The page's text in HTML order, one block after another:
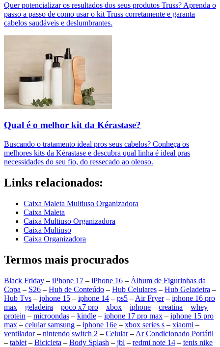
Quer potencializar os resultados dos seus produtos Truss? Aprenda o
passo a passo de como usar o kit Truss corretamente e garanta
cabelos saudáveis e deslumbrantes.
Qual é o melhor kit da Kérastase?
Buscando o tratamento ideal pros seus cabelos? Conheça os
melhores kits da Kérastase e descubra qual linha é ideal pras
necessidades do seu fio, do ressecado ao oleoso.
Links relacionados:
Caixa Maleta Multiuso Organizadora
Caixa Maleta
Caixa Multiuso Organizadora
Caixa Multiuso
Caixa Organizadora
Termos mais procurados
Black Friday – iPhone 17 – iPhone 16 – Álbum de Figurinhas da
Copa – S26 – Hub de Conteúdo – Hub Celulares – Hub Geladeira –
Hub Tvs – iphone 15 – iphone 14 – ps5 – Air Fryer– iphone 16 pro
max – geladeira – poco x7 pro – xbox – iphone – creatina – whey
protein – microondas – kindle – iphone 17 pro max – iphone 15 pro
max – celular samsung – iphone 16e – xbox series s – xiaomi –
ventilador– nintendo switch 2 – Celular– Ar Condicionado Portátil
– tablet – Bicicleta – Body Splash – jbl – redmi note 14 – tenis nike